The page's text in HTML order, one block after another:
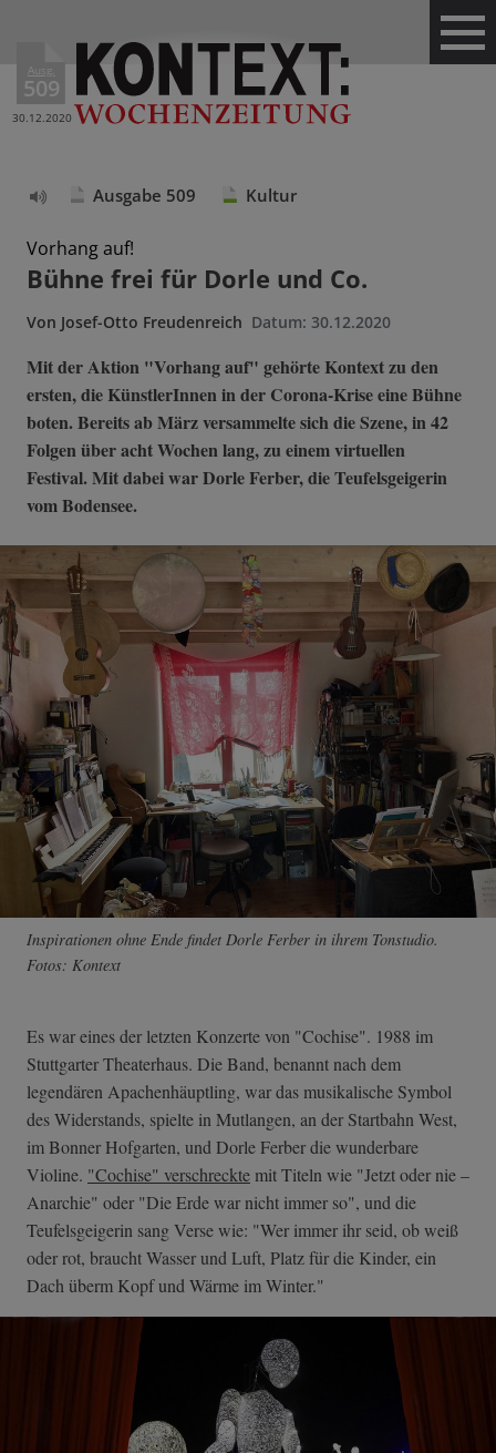
Ausg.
509
30.12.2020
vorlesen
Ausgabe 509 Kultur
Vorhang auf!
Bühne frei für Dorle und Co.
Von Josef-Otto Freudenreich Datum: 30.12.2020
Mit der Aktion "Vorhang auf" gehörte Kontext zu den
ersten, die KünstlerInnen in der Corona-Krise eine Bühne
boten. Bereits ab März versammelte sich die Szene, in 42
Folgen über acht Wochen lang, zu einem virtuellen
Festival. Mit dabei war Dorle Ferber, die Teufelsgeigerin
vom Bodensee.
Inspirationen ohne Ende findet Dorle Ferber in ihrem Tonstudio.
Fotos: Kontext
Es war eines der letzten Konzerte von "Cochise". 1988 im
Stuttgarter Theaterhaus. Die Band, benannt nach dem
legendären Apachenhäuptling, war das musikalische Symbol
des Widerstands, spielte in Mutlangen, an der Startbahn West,
im Bonner Hofgarten, und Dorle Ferber die wunderbare
Violine. "Cochise" verschrecktemit Titeln wie "Jetzt oder nie –
Anarchie" oder "Die Erde war nicht immer so", und die
Teufelsgeigerin sang Verse wie: "Wer immer ihr seid, ob weiß
oder rot, braucht Wasser und Luft, Platz für die Kinder, ein
Dach überm Kopf und Wärme im Winter."